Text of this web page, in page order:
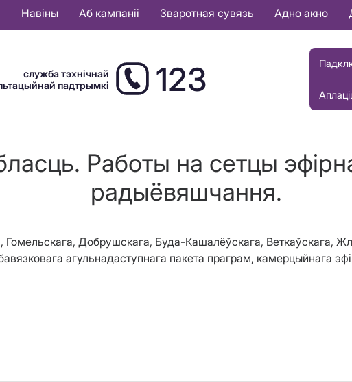
Навіны Аб кампаніі Зваротная сувязь Адно акно
служба тэхнічнай
падтрымкі
123
Работы на сетцы
радыёвяшчання.
Гомельскага, Добрушскага, Буда-Кашалёўскага, Веткаўскага,
агульнадаступнага пакета праграм, камерцыйнага